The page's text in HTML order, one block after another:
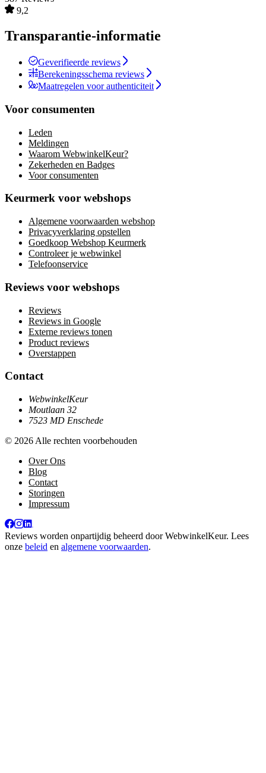
9,2
Transparantie-informatie
Geverifieerde reviews
Berekeningsschema reviews
Maatregelen voor authenticiteit
Voor consumenten
Leden
Meldingen
Waarom WebwinkelKeur?
Zekerheden en Badges
Voor consumenten
Keurmerk voor webshops
Algemene voorwaarden webshop
Privacyverklaring opstellen
Goedkoop Webshop Keurmerk
Controleer je webwinkel
Telefoonservice
Reviews voor webshops
Reviews
Reviews in Google
Externe reviews tonen
Product reviews
Overstappen
Contact
WebwinkelKeur
Moutlaan 32
7523 MD Enschede
© 2026 Alle rechten voorbehouden
Over Ons
Blog
Contact
Storingen
Impressum
Reviews worden onpartijdig beheerd doorWebwinkelKeur. Lees
onze beleid en algemene voorwaarden.